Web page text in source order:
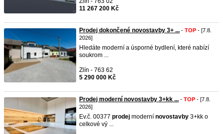
11 267 200 Kč
Prodej dokončené novostavby 3+ ... - TOP - [7.8.
2026]
Hledáte moderní a úsporné bydlení, které nabízí
soukrom ...
Zlín - 763 62
5 290 000 Kč
Prodej moderní novostavby 3+kk ... - TOP - [7.8.
2026]
Ev.č. 00377 prodej moderní novostavby 3+kk o
celkové vý ...